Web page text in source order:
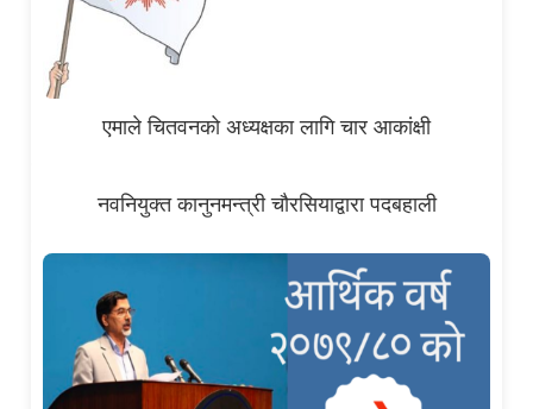
एमाले चितवनको अध्यक्षका लागि चार आकांक्षी
नवनियुक्त कानुनमन्त्री चौरसियाद्वारा पदबहाली